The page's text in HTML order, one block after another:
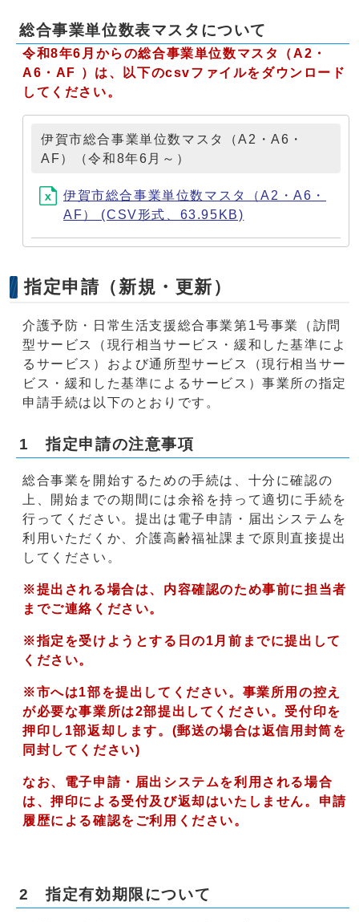
総合事業単位数表マスタについて
令和8年6 月からの総合事業単位数マスタ（A2・
A6・AF ）は、以下のcsvファイルをダウンロード
してください。
伊賀市総合事業単位数マスタ（A2・A6・
AF）（令和8年6月～）
伊賀市総合事業単位数マスタ（A2・A6・
AF） (CSV形式、63.95KB)
指定申請（新規・更新）
介護予防・日常生活支援総合事業第1号事業（訪問
型サービス（現行相当サービス・緩和した基準によ
るサービス）および通所型サービス（現行相当サー
ビス・緩和した基準によるサービス）事業所の指定
申請手続は以下のとおりです。
1 指定申請の注意事項
総合事業を開始するための手続は、十分に確認の
上、開始までの期間には余裕を持って適切に手続を
行ってください。提出は電子申請・届出システムを
利用いただくか、介護高齢福祉課まで原則直接提出
してください。
※提出される場合は、内容確認のため事前に担当者
までご連絡ください。
※指定を受けようとする日の1月前までに提出して
ください。
※市へは1部を提出してください。事業所用の控え
が必要な事業所は2部提出してください。受付印を
押印し1部返却します。(郵送の場合は返信用封筒を
同封してください)
なお、電子申請・届出システムを利用される場合
は、押印による受付及び返却はいたしません。申請
履歴による確認をご利用ください。
2 指定有効期限について